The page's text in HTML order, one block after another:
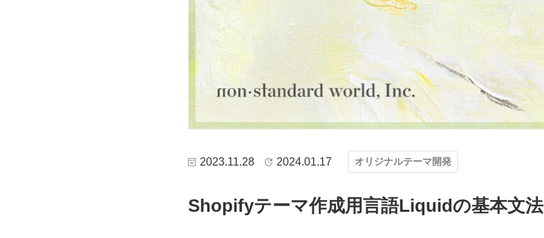
2023.11.28 2024.01.17 オリジナルテーマ開発
Shopifyテーマ作成用言語Liquidの基本文法